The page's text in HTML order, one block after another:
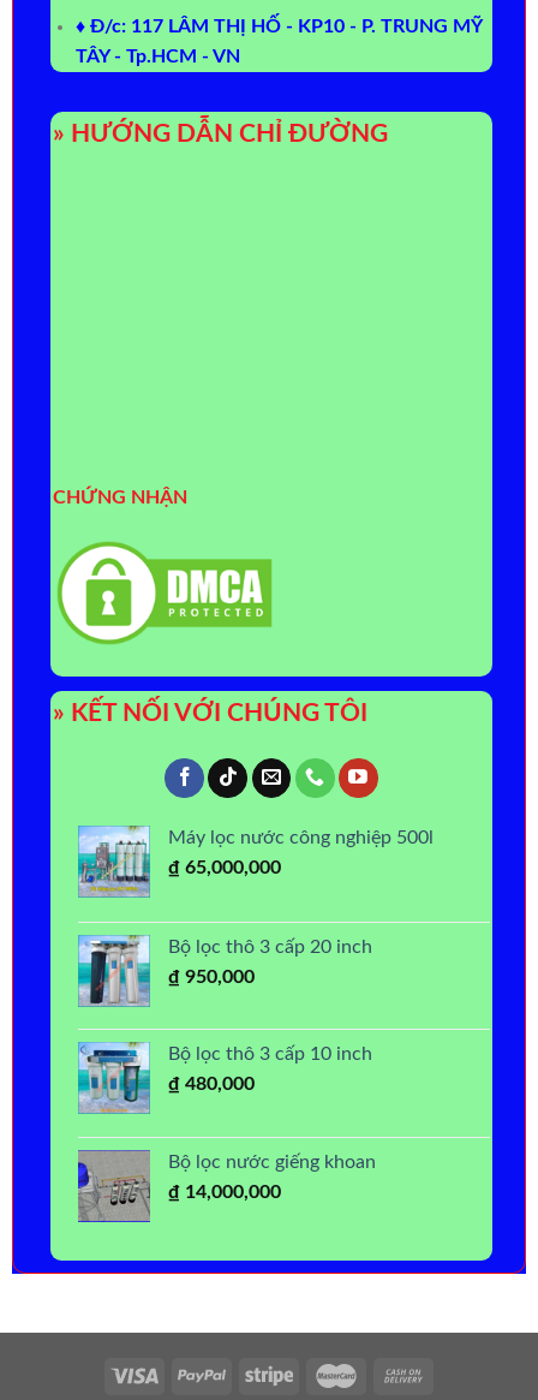
♦ Đ/c: 117 LÂM THỊ HỐ - KP10 - P. TRUNG MỸ
TÂY - Tp.HCM - VN
» HƯỚNG DẪN CHỈ ĐƯỜNG
CHỨNG NHẬN
» KẾT NỐI VỚI CHÚNG TÔI
Máy lọc nước công nghiệp 500l
₫65,000,000
Bộ lọc thô 3 cấp 20 inch
₫950,000
Bộ lọc thô 3 cấp 10 inch
₫480,000
Bộ lọc nước giếng khoan
₫14,000,000